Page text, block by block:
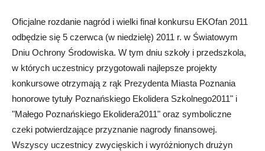
Oficjalne rozdanie nagród i wielki finał konkursu EKOfan 2011
odbędzie się 5 czerwca (w niedzielę) 2011 r. w Światowym
Dniu Ochrony Środowiska. W tym dniu szkoły i przedszkola,
w których uczestnicy przygotowali najlepsze projekty
konkursowe otrzymają z rąk Prezydenta Miasta Poznania
honorowe tytuły Poznańskiego Ekolidera Szkolnego2011" i
"Małego Poznańskiego Ekolidera2011" oraz symboliczne
czeki potwierdzające przyznanie nagrody finansowej.
Wszyscy uczestnicy zwycięskich i wyróżnionych drużyn